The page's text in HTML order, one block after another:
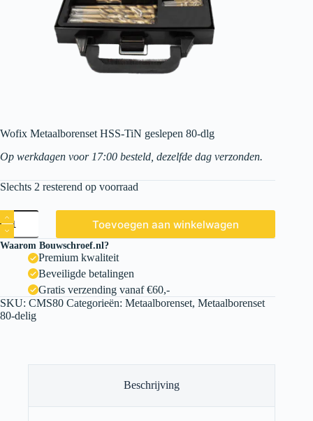
Wofix Metaalborenset HSS-TiN geslepen 80-dlg
Op werkdagen voor 17:00 besteld, dezelfde dag verzonden.
Slechts 2 resterend op voorraad
Toevoegen aan winkelwagen
Waarom Bouwschroef.nl?
Premium kwaliteit
Beveiligde betalingen
Gratis verzending vanaf €60,-
SKU: CMS80 Categorieën: Metaalborenset, Metaalborenset
80-delig
Beschrijving